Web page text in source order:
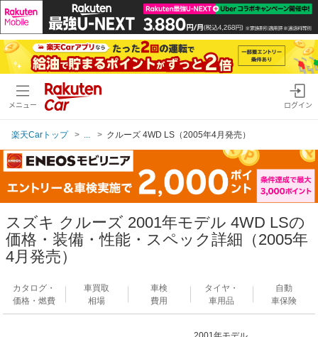
メニュー ログイン
楽天Carトップ クルーズ 4WD LS（2005年4月発売）
スズキ クルーズ 2001年モデル 4WD LSの
価格・装備・性能・スペック詳細（2005年
4月発売）
カタログ・
価格・燃費
車買取
相場
車検
費用
タイヤ・
車用品
自動
車保険